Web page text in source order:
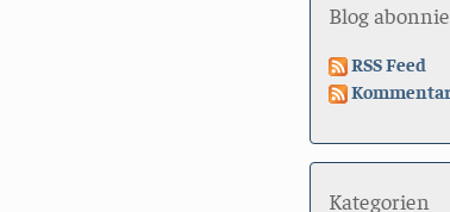
Blog
RSS Feed
Kategorien